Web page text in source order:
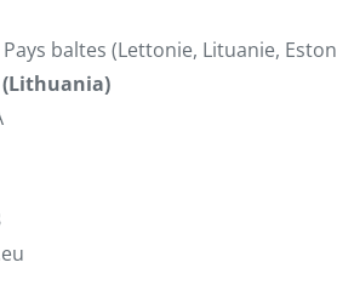
baltes (Lettonie, Lituanie,
(Lithuania)